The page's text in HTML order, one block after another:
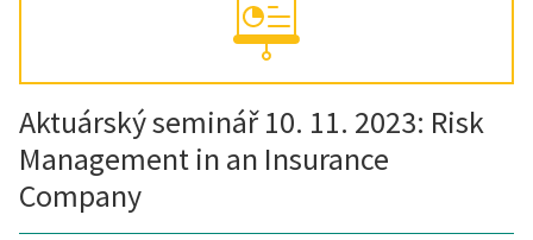
Aktuárský seminář 10. 11. 2023: Risk
Management in an Insurance
Company